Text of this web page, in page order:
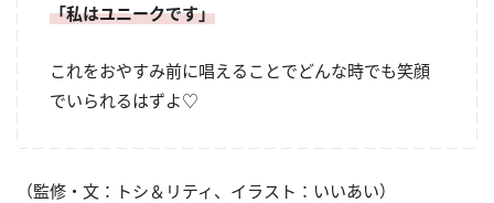
「私はユニークです」
これをおやすみ前に唱えることでどんな時でも笑顔
でいられるはずよ♡
（監修・文：トシ＆リティ、イラスト：いいあい）